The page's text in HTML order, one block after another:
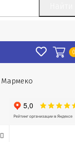
Мармеко